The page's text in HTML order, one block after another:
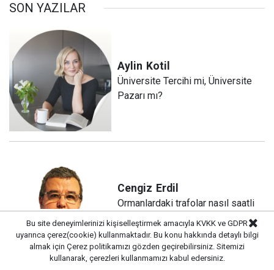
SON YAZILAR
Aylin Kotil
Üniversite Tercihi mi, Üniversite
Pazarı mı?
Cengiz Erdil
Ormanlardaki trafolar nasıl saatli
bomba oldu?
Bu site deneyimlerinizi kişiselleştirmek amacıyla KVKK ve GDPR
uyarınca çerez(cookie) kullanmaktadır. Bu konu hakkında detaylı bilgi
almak için Çerez politikamızı gözden geçirebilirsiniz. Sitemizi
kullanarak, çerezleri kullanmamızı kabul edersiniz.